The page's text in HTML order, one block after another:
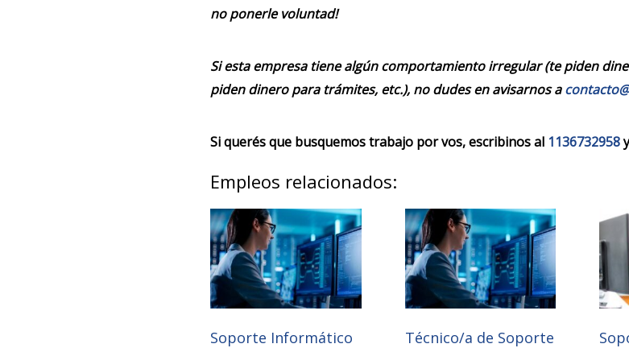
no ponerle voluntad!
Si esta empresa tiene algún comportamiento irregular (te piden
piden dinero para trámites, etc.), no dudes en avisarnos a
Si querés que busquemos trabajo por vos, escribinos al 1136732958
Empleos relacionados:
Soporte Informático
Técnico/a de Soporte